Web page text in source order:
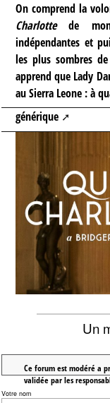
On comprend la
Charlottede
indépendantes et
les plus sombres
apprend que Lady
au Sierra Leone : à
générique
Un
Ce forum est modéré a
validée par les
Votre nom